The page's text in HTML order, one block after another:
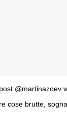
@martinazoev
cose brutte,